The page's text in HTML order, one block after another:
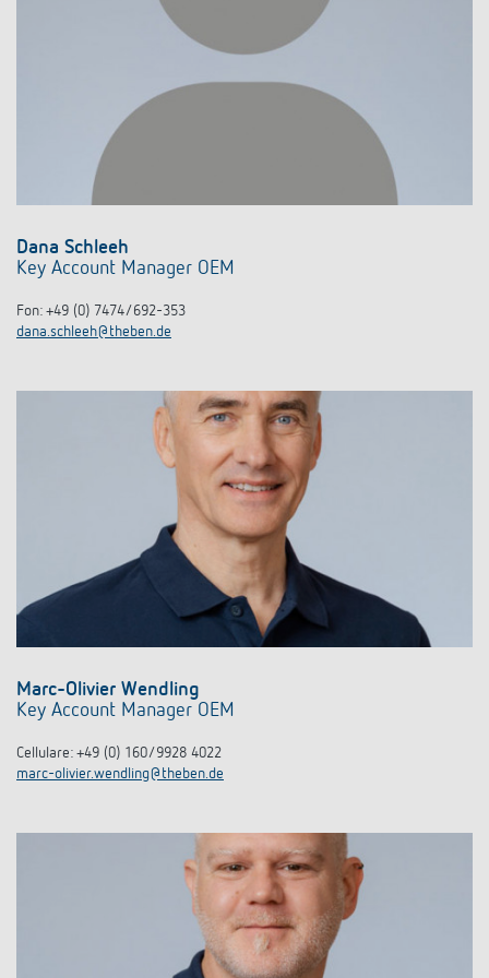
Rilevatore di presenza e rilevatore di
Dana Schleeh
Key Account Manager OEM
Fon: +49 (0) 7474/692-353
dana.schleeh@theben.de
Marc-Olivier Wendling
Key Account Manager OEM
Cellulare: +49 (0) 160/9928 4022
marc-olivier.wendling@theben.de